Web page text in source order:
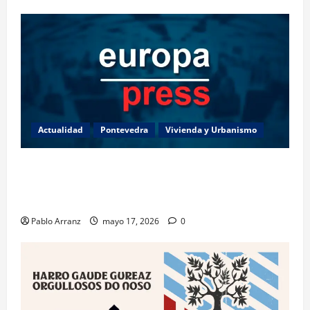
Actualidad Pontevedra Vivienda y Urbanismo
Pablo Arranz mayo 17, 2026 0